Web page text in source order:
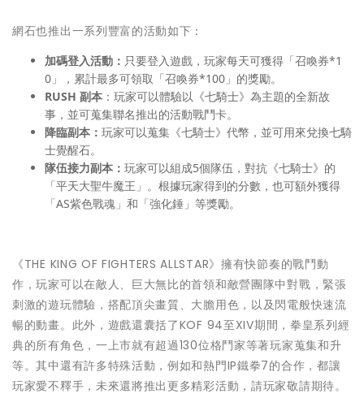
網石也推出一系列豐富的活動如下：
加碼登入活動： 只要登入遊戲，玩家每天可獲得「召喚券*1
0」，累計最多可領取「召喚券*100」的獎勵。
RUSH 副本 ：玩家可以體驗以《七騎士》為主題的全新故
事，並可蒐集聯名推出的活動戰鬥卡。
降臨副本： 玩家可以蒐集《七騎士》代幣，並可用來兌換七騎
士覺醒石。
隊伍接力副本： 玩家可以組成5個隊伍，對抗《七騎士》的
「平天大聖牛魔王」。根據玩家得到的分數，也可額外獲得
「AS紫色戰魂」和「強化錘」等獎勵。
《THE KING OF FIGHTERS ALLSTAR》擁有快節奏的戰鬥動
作，玩家可以在敵人、巨大無比的首領和敵營團隊中對戰，緊張
刺激的遊玩體驗，搭配頂尖畫質、大膽用色，以及閃電般快速流
暢的動畫。此外，遊戲還囊括了KOF 94至XIV期間，拳皇系列經
典的所有角色，一上市就有超過130位格鬥家等著玩家蒐集和升
等。其中還有許多特殊活動，例如和熱門IP鐵拳7的合作，都讓
玩家愛不釋手，未來還將推出更多精彩活動，請玩家敬請期待。